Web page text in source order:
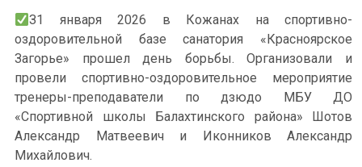
З1 января 2026 в Кожанах на спортивно-
оздоровительной базе санатория «Красноярское
Загорье» прошел день борьбы. Организовали и
провели спортивно-оздоровительное мероприятие
тренеры-преподаватели по дзюдо МБУ ДО
«Спортивной школы Балахтинского района» Шотов
Александр Матвеевич и Иконников Александр
Михайлович.